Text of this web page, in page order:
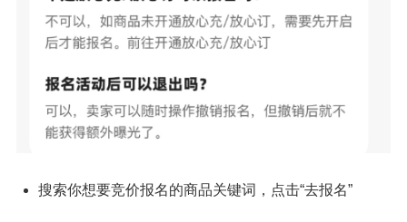
搜索你想要竞价报名的商品关键词，点击“去报名”